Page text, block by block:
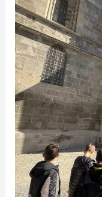
curioșilor!